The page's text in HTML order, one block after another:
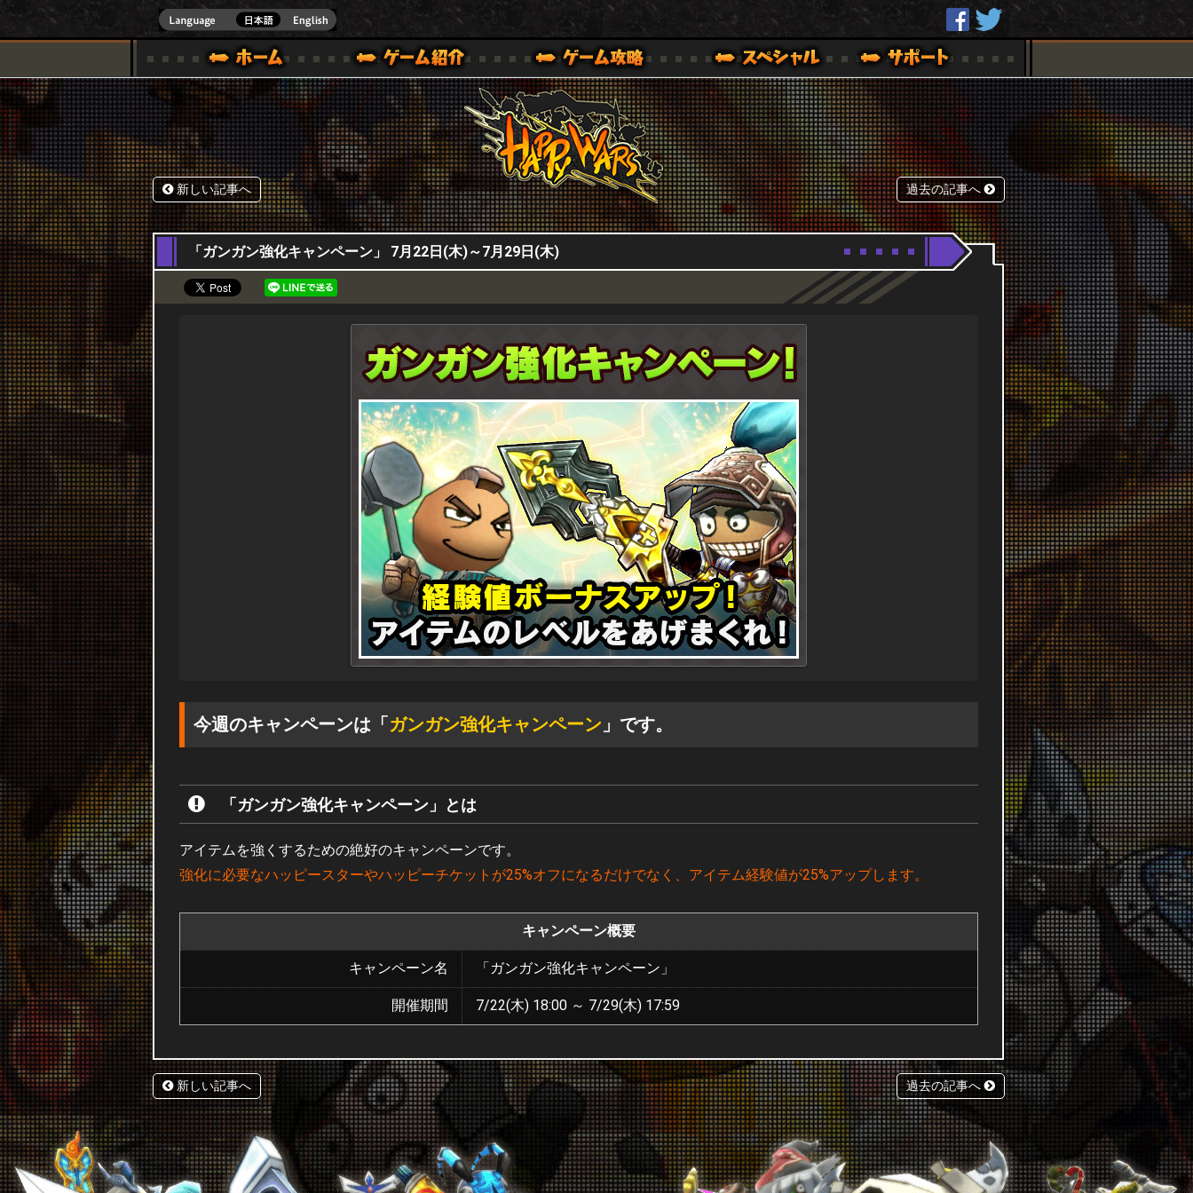
HappyWars
)公式サイト [ XBOX 360,XBOX ONE VER.]
ゲームガイド
スペシャル｜HAPPY WARS(ハッピーウォーズ)公式サイト [ XBOX 360,XBOX ONE VER.]
サポート | HAPPY WARS(ハッピーウォーズ)公式サイト [ XBOX 360,XBOX ONE VER.]
新しい記事へ 過去の記事へ
22,07,2021
「ガンガン強化キャンペーン」 7月22日(木)～7月29日(木)
今週のキャンペーンは「 ガンガン強化キャンペーン 」です。
「ガンガン強化キャンペーン」とは
アイテムを強くするための絶好のキャンペーンです。
強化に必要なハッピースターやハッピーチケットが25%オフになるだけでなく、アイテム経験値が25%アップします。
キャンペーン概要
キャンペーン名 「ガンガン強化キャンペーン」
開催期間 7/22(木) 18:00 ～ 7/29(木) 17:59
新しい記事へ 過去の記事へ